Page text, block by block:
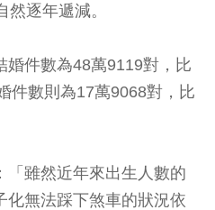
逐年遞減。
婚件數為48萬9119對，比
件數則為17萬9068對，比
「雖然近年來出生人數的
化無法踩下煞車的狀況依